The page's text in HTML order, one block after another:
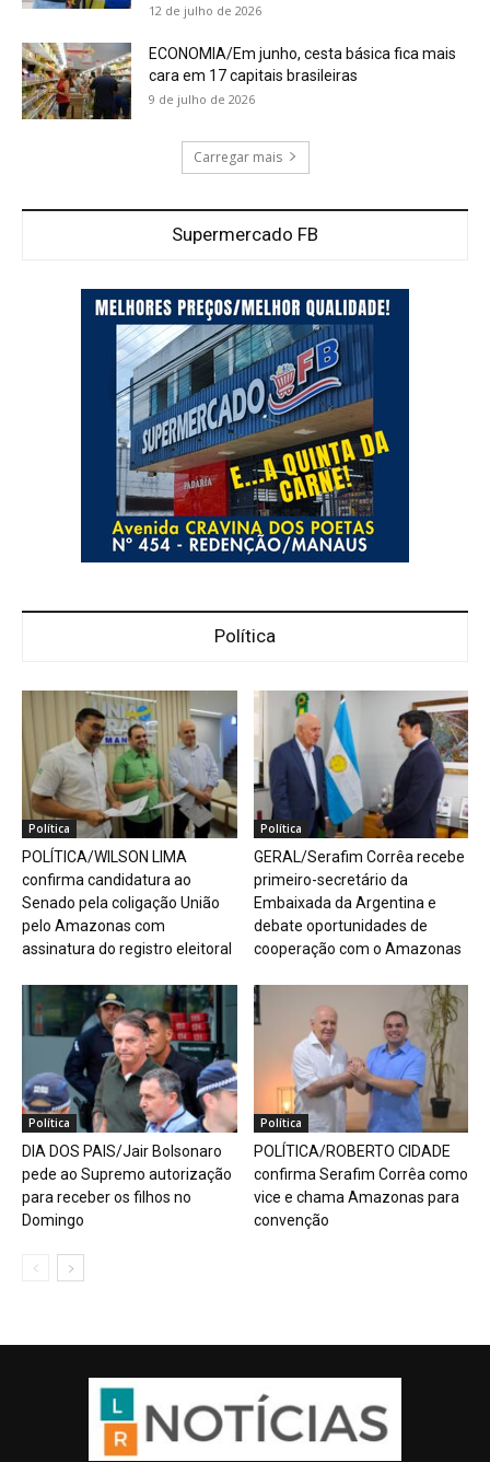
12 de julho de 2026
ECONOMIA/Em junho, cesta básica fica mais
cara em 17 capitais brasileiras
9 de julho de 2026
Carregar mais
Supermercado FB
Política
Política
POLÍTICA/WILSON LIMA
confirma candidatura ao
Senado pela coligação União
pelo Amazonas com
assinatura do registro eleitoral
Política
GERAL/Serafim Corrêa recebe
primeiro-secretário da
Embaixada da Argentina e
debate oportunidades de
cooperação com o Amazonas
Política
DIA DOS PAIS/Jair Bolsonaro
pede ao Supremo autorização
para receber os filhos no
Domingo
Política
POLÍTICA/ROBERTO CIDADE
confirma Serafim Corrêa como
vice e chama Amazonas para
convenção